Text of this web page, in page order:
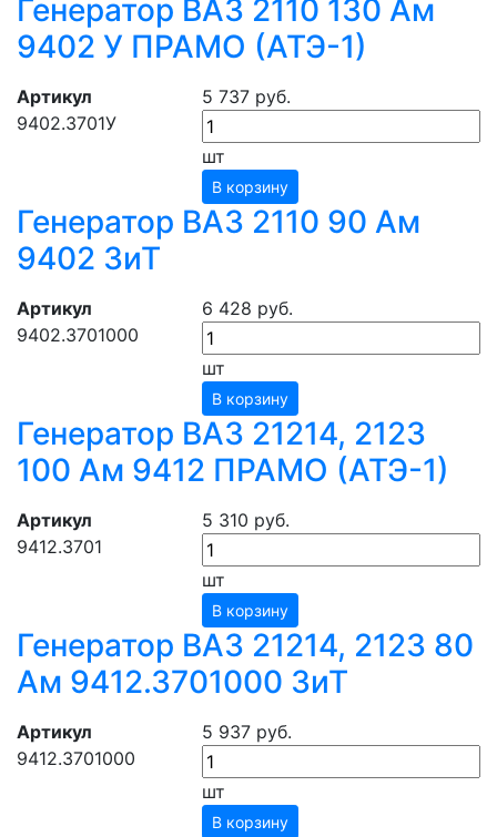
Генератор ВАЗ 2110 130 Ам
9402 У ПРАМО (АТЭ-1)
Артикул
9402.3701У
5 737 руб.
шт
В корзину
Генератор ВАЗ 2110 90 Ам
9402 ЗиТ
Артикул
9402.3701000
6 428 руб.
шт
В корзину
Генератор ВАЗ 21214, 2123
100 Ам 9412 ПРАМО (АТЭ-1)
Артикул
9412.3701
5 310 руб.
шт
В корзину
Генератор ВАЗ 21214, 2123 80
Ам 9412.3701000 ЗиТ
Артикул
9412.3701000
5 937 руб.
шт
В корзину